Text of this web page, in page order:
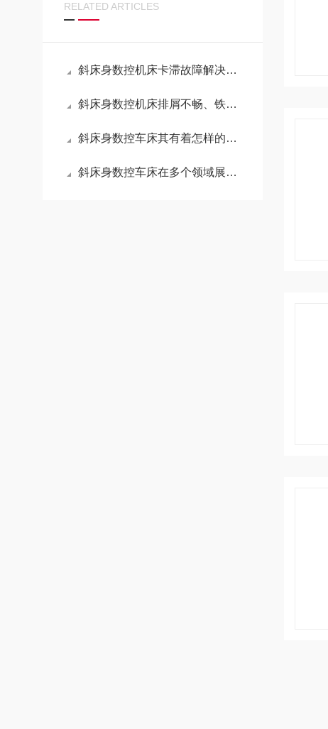
RELATED ARTICLES
斜床身数控机床卡滞故障解决技巧
斜床身数控机床排屑不畅、铁屑堆积问题整改
斜床身数控车床其有着怎样的特点呢？
斜床身数控车床在多个领域展现出广泛的应用范围